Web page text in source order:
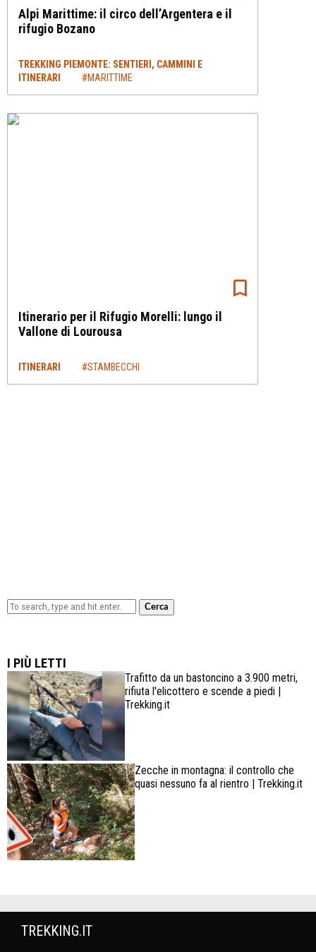
Alpi Marittime: il circo dell’Argentera e il
rifugio Bozano
TREKKING PIEMONTE: SENTIERI, CAMMINI E
ITINERARI
#MARITTIME
Itinerario per il Rifugio Morelli: lungo il
Vallone di Lourousa
ITINERARI #STAMBECCHI
Cerca
I PIÙ LETTI
Trafitto da un bastoncino a 3.900 metri,
rifiuta l'elicottero e scende a piedi |
Trekking.it
Zecche in montagna: il controllo che
quasi nessuno fa al rientro | Trekking.it
TREKKING.IT